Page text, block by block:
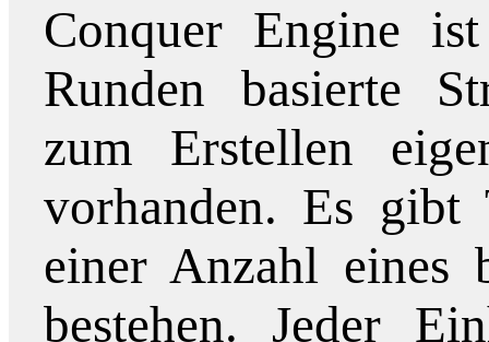
Conquer Engine
Runden basierte
zum Erstellen
vorhanden. Es gibt
einer Anzahl eines
bestehen. Jeder